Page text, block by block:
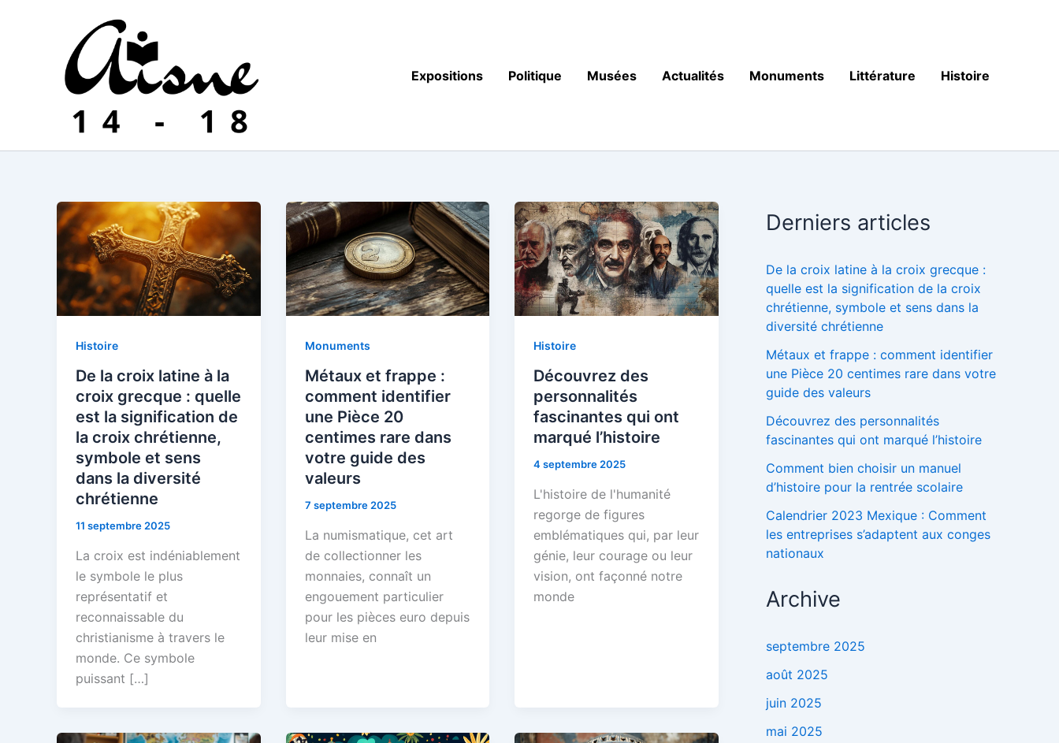
Expositions
Politique Musées Actualités Monuments Littérature Histoire
Histoire
De la croix latine à la
croix grecque : quelle
est la signification de
la croix chrétienne,
symbole et sens
dans la diversité
chrétienne
11 septembre 2025
La croix est indéniablement
le symbole le plus
représentatif et
reconnaissable du
christianisme à travers le
monde. Ce symbole
puissant […]
Monuments
Métaux et frappe :
comment identifier
une Pièce 20
centimes rare dans
votre guide des
valeurs
7 septembre 2025
La numismatique, cet art
de collectionner les
monnaies, connaît un
engouement particulier
pour les pièces euro depuis
leur mise en
Histoire
Découvrez des
personnalités
fascinantes qui ont
marqué l’histoire
4 septembre 2025
L'histoire de l'humanité
regorge de figures
emblématiques qui, par leur
génie, leur courage ou leur
vision, ont façonné notre
monde
Derniers articles
De la croix latine à la croix grecque :
quelle est la signification de la croix
chrétienne, symbole et sens dans la
diversité chrétienne
Métaux et frappe : comment identifier
une Pièce 20 centimes rare dans votre
guide des valeurs
Découvrez des personnalités
fascinantes qui ont marqué l’histoire
Comment bien choisir un manuel
d’histoire pour la rentrée scolaire
Calendrier 2023 Mexique : Comment
les entreprises s’adaptent aux conges
nationaux
Archive
septembre 2025
août 2025
juin 2025
mai 2025